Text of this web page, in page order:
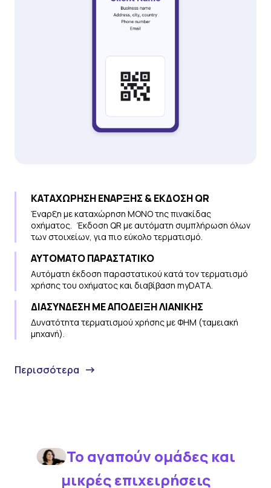
ΚΑΤΑΧΩΡΗΣΗ ΕΝΑΡΞΗΣ & ΈΚΔΟΣΗ QR
Έναρξη με καταχώρηση ΜΟΝΟ της πινακίδας
οχήματος. Έκδοση QR με αυτόματη συμπλήρωση όλων
των στοιχείων, για πιο εύκολο τερματισμό.
ΑΥΤΟΜΑΤΟ ΠΑΡΑΣΤΑΤΙΚΟ
Αυτόματη έκδοση παραστατικού κατά τον τερματισμό
χρήσης του οχήματος και διαβίβαση myDATA.
ΔΙΑΣΥΝΔΕΣΗ ΜΕ ΑΠΟΔΕΙΞΗ ΛΙΑΝΙΚΗΣ
Δυνατότητα τερματισμού χρήσης με ΦΗΜ (ταμειακή
μηχανή).
Περισσότερα
Το αγαπούν ομάδες και
μικρές επιχειρήσεις